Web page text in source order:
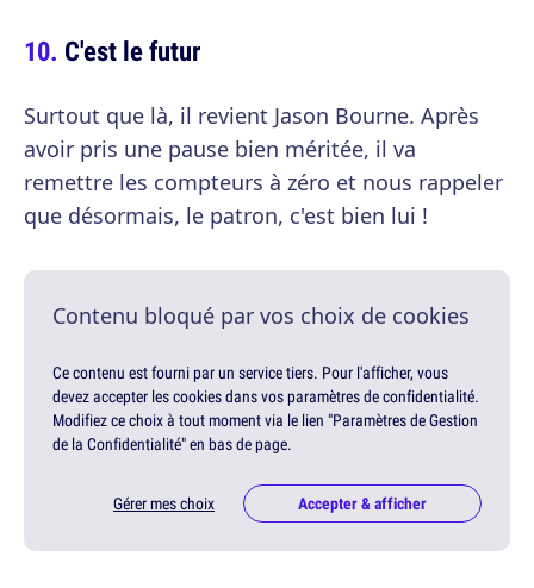
C'est le futur
Surtout que là, il revient Jason Bourne. Après
avoir pris une pause bien méritée, il va
remettre les compteurs à zéro et nous rappeler
que désormais, le patron, c'est bien lui !
Contenu bloqué par vos choix de cookies
Ce contenu est fourni par un service tiers. Pour l'afficher, vous
devez accepter les cookies dans vos paramètres de confidentialité.
Modifiez ce choix à tout moment via le lien "Paramètres de Gestion
de la Confidentialité" en bas de page.
Gérer mes choix Accepter & afficher